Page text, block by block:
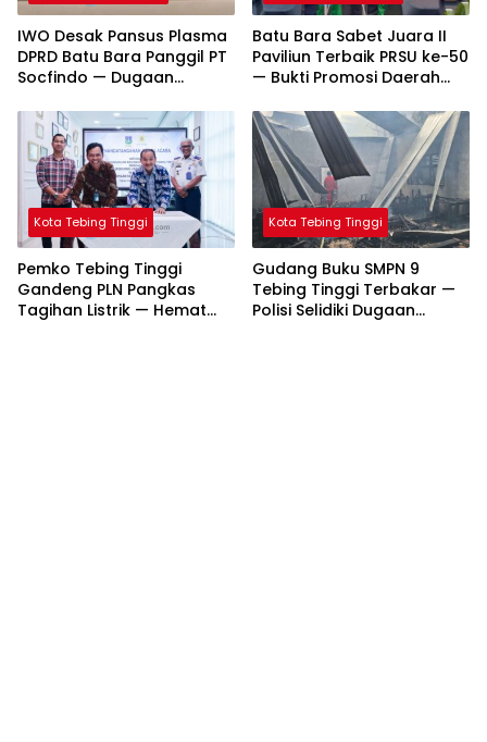
IWO Desak Pansus Plasma
DPRD Batu Bara Panggil PT
Socfindo — Dugaan
Mengemuka
Batu Bara Sabet Juara II
Paviliun Terbaik PRSU ke-50
— Bukti Promosi Daerah
Kota Tebing Tinggi
Pemko Tebing Tinggi
Gandeng PLN Pangkas
Tagihan Listrik — Hemat
Kota Tebing Tinggi
Gudang Buku SMPN 9
Tebing Tinggi Terbakar —
Polisi Selidiki Dugaan